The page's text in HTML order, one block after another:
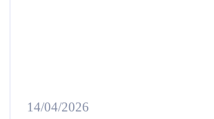
14/04/2026